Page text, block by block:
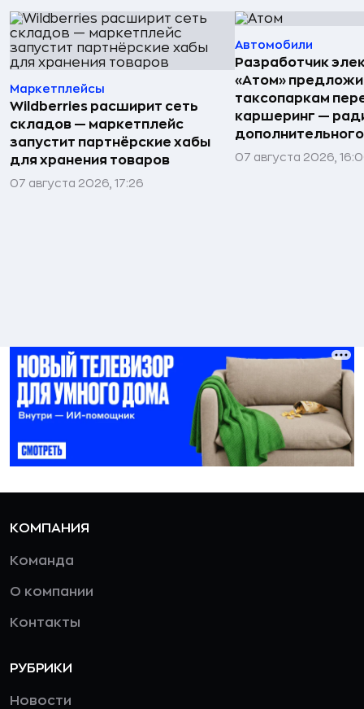
Маркетплейсы
Wildberries расширит сеть
складов — маркетплейс
запустит партнёрские хабы
для хранения товаров
07 августа 2026, 17:26
Автомобили
Разработчик
«Атом»
таксопаркам
каршеринг —
07 августа 2026,
КОМПАНИЯ
Команда
О компании
Контакты
РУБРИКИ
Новости